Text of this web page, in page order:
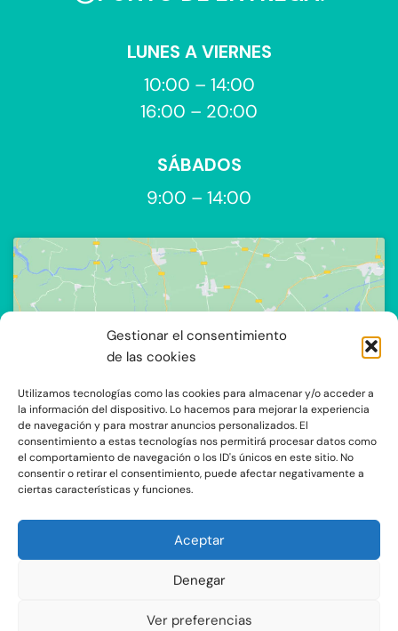
Gestionar el consentimiento
de las cookies
Utilizamos tecnologías como las cookies para almacenar y/o acceder a
la información del dispositivo. Lo hacemos para mejorar la experiencia
de navegación y para mostrar anuncios personalizados. El
consentimiento a estas tecnologías nos permitirá procesar datos como
el comportamiento de navegación o los ID's únicos en este sitio. No
consentir o retirar el consentimiento, puede afectar negativamente a
ciertas características y funciones.
Aceptar
Denegar
Ver preferencias
LUNES A VIERNES
10:00 – 14:00
16:00 – 20:00
SÁBADOS
9:00 – 14:00
Haz clic para aceptar cookies de
C/Ocaña 205, local 3 y 4 C.P: 28047 - Madrid
Cookies|Mapa Web